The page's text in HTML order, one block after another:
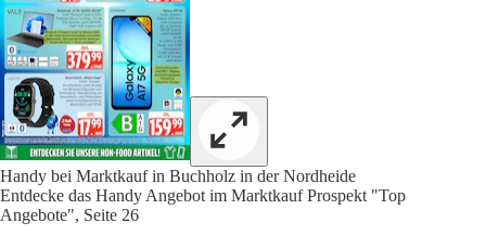
Handy bei Marktkauf in Buchholz in der Nordheide
Entdecke das Handy Angebot im Marktkauf Prospekt "Top
Angebote", Seite 26